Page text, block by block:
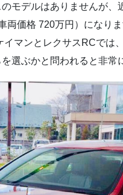
モデルはありませんが、
両価格 720万円）になり
マンとレクサスRCでは
選ぶかと問われると非常